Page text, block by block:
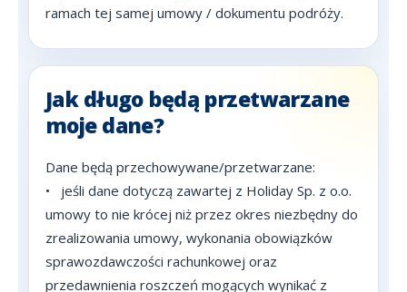
ramach tej samej umowy / dokumentu podróży.
Jak długo będą przetwarzane
moje dane?
Dane będą przechowywane/przetwarzane:
• jeśli dane dotyczą zawartej z Holiday Sp. z o.o.
umowy to nie krócej niż przez okres niezbędny do
zrealizowania umowy, wykonania obowiązków
sprawozdawczości rachunkowej oraz
przedawnienia roszczeń mogących wynikać z